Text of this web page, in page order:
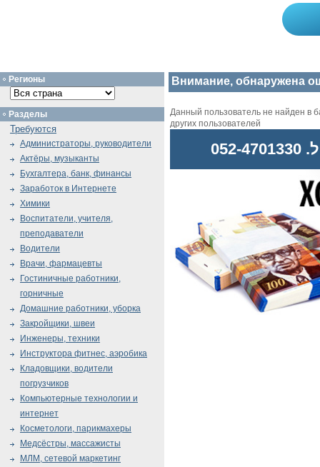
Внимание, обнаружена
Данный пользователь не найден в
других пользователей
Регионы
Разделы
Требуются
Администраторы, руководители
Актёры, музыканты
Бухгалтера, банк, финансы
Заработок в Интернете
Химики
Воспитатели, учителя,
преподаватели
Водители
Врачи, фармацевты
Гостиничные работники,
горничные
Домашние работники, уборка
Закройщики, швеи
Инженеры, техники
Инструктора фитнес, аэробика
Кладовщики, водители
погрузчиков
Компьютерные технологии и
интернет
Косметологи, парикмахеры
Медсёстры, массажисты
МЛМ, сетевой маркетинг